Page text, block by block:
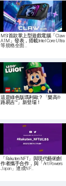
MSI首款掌上型遊戲電腦「Claw
A1M」發表，搭載Intel Core Ultra
等規格全面…
這是綠色版瑪利歐？「樂高®
路易吉™」新登場！
「Rakuten NFT」與現代藝術創
作者攜手合作，與「Art Powers
Japan」達成NF…